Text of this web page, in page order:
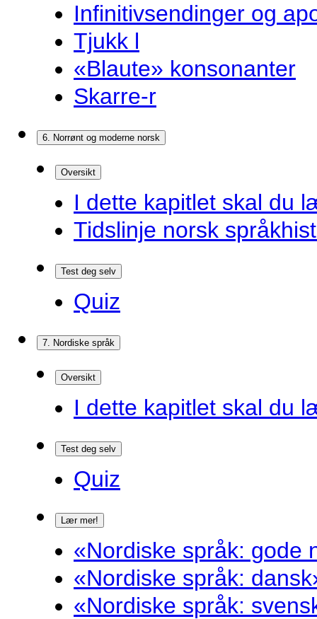
Infinitivsendinger og
Tjukk l
«Blaute» konsonanter
Skarre-r
6. Norrønt og moderne norsk
Oversikt
I dette kapitlet skal du
Tidslinje norsk
Test deg selv
Quiz
7. Nordiske språk
Oversikt
I dette kapitlet skal du
Test deg selv
Quiz
Lær mer!
«Nordiske språk: gode
«Nordiske språk:
«Nordiske språk: